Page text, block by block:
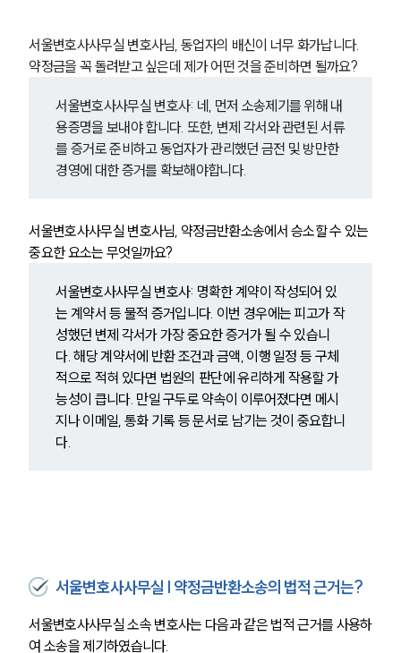
서울변호사사무실 변호사님, 동업자의 배신이 너무 화가납니다.
약정금을 꼭 돌려받고 싶은데 제가 어떤 것을 준비하면 될까요?
서울변호사사무실 변호사: 네, 먼저 소송제기를 위해 내
용증명을 보내야 합니다. 또한, 변제 각서와 관련된 서류
를 증거로 준비하고 동업자가 관리했던 금전 및 방만한
경영에 대한 증거를 확보해야합니다.
서울변호사사무실 변호사님, 약정금반환소송에서 승소할 수 있는
중요한 요소는 무엇일까요?
서울변호사사무실 변호사: 명확한 계약이 작성되어 있
는 계약서 등 물적 증거입니다. 이번 경우에는 피고가 작
성했던 변제 각서가 가장 중요한 증거가 될 수 있습니
다. 해당 계약서에 반환 조건과 금액, 이행 일정 등 구체
적으로 적혀 있다면 법원의 판단에 유리하게 작용할 가
능성이 큽니다. 만일 구두로 약속이 이루어졌다면 메시
지나 이메일, 통화 기록 등 문서로 남기는 것이 중요합니
다.
서울변호사사무실 | 약정금반환소송의 법적 근거는?
서울변호사사무실 소속 변호사는 다음과 같은 법적 근거를 사용하
여 소송을 제기하였습니다.